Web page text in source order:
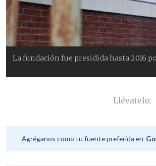
La fundación fue presidida hasta 2016
Llévatelo:
Agréganos como tu fuente preferida en